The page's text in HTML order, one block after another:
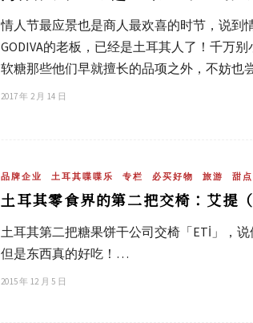
情人节最应景也是商人最欢喜的时节，说到
GODIVA的老板，已经是土耳其人了！千万
软糖那些他们早就擅长的品项之外，不妨
2017 年 2 月 14 日
品牌企业 土耳其喋喋乐 专栏 必买好物 旅游 甜点
土耳其零食界的第二把交椅：艾提
土耳其第二把糖果饼干公司交椅「ETİ」，
但是东西真的好吃！…
2015 年 12 月 5 日